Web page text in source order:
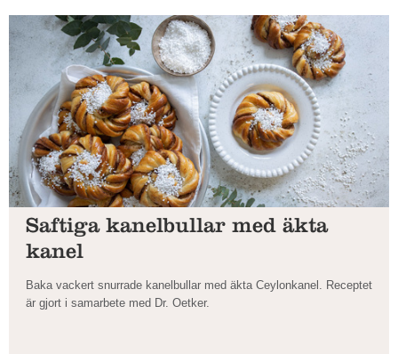
Saftiga kanelbullar med äkta
kanel
Baka vackert snurrade kanelbullar med äkta Ceylonkanel. Receptet
är gjort i samarbete med Dr. Oetker.